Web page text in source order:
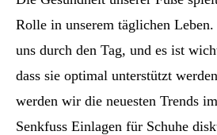
Rolle in unserem täglichen Leben.
uns durch den Tag, und es ist
dass sie optimal unterstützt
werden wir die neuesten Trends
Senkfuss Einlagen für Schuhe